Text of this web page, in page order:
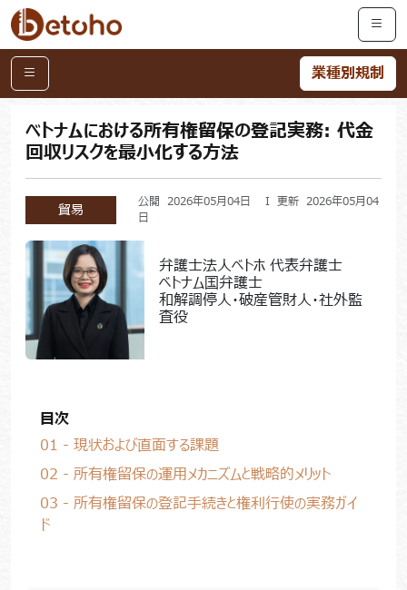
業種別規制
ベトナムにおける所有権留保の登記実務: 代金
回収リスクを最小化する方法
貿易
公開 2026年05月04日 I 更新 2026年05月04
日
弁護士法人ベトホ 代表弁護士
ベトナム国弁護士
和解調停人・破産管財人・社外監
査役
目次
01 - 現状および直面する課題
02 - 所有権留保の運用メカニズムと戦略的メリット
03 - 所有権留保の登記手続きと権利行使の実務ガイ
ド